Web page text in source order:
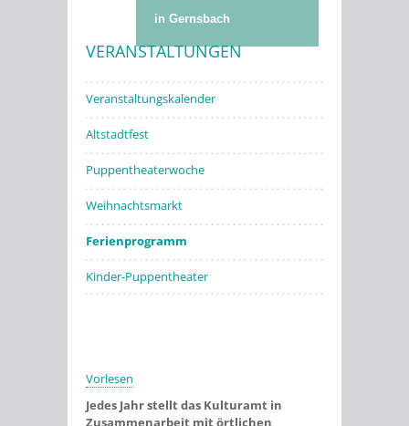
in Gernsbach
VERANSTALTUNGEN
Veranstaltungskalender
Altstadtfest
Puppentheaterwoche
Weihnachtsmarkt
Ferienprogramm
Kinder-Puppentheater
Vorlesen
Jedes Jahr stellt das Kulturamt in
Zusammenarbeit mit örtlichen